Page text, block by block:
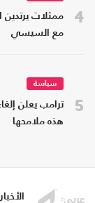
4
ممثلات
مع السيسي
5
سياسة
ترامب يعلن
هذه ملامحها
الأخبار